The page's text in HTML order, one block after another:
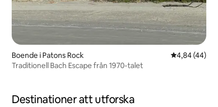
Boende i Patons Rock 4,84 av 5 i
4,84 (44)
Traditionell Bach Escape från 1970-talet
Destinationer att utforska